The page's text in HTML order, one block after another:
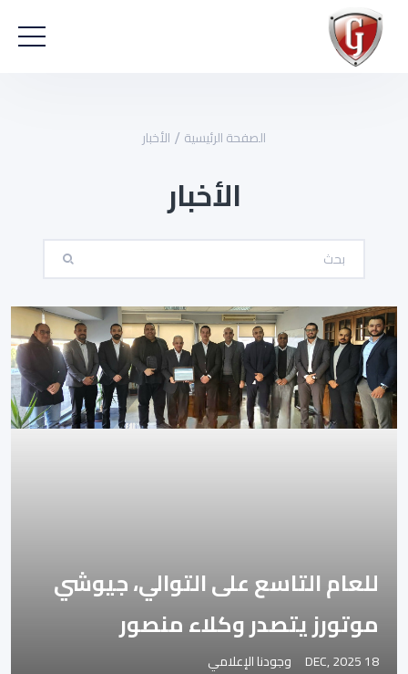
الصفحة الرئيسية الأخبار
الأخبار
للعام التاسع على التوالي، جيوشي
موتورز يتصدر وكلاء منصور
18 DEC, 2025
وجودنا الإعلامي